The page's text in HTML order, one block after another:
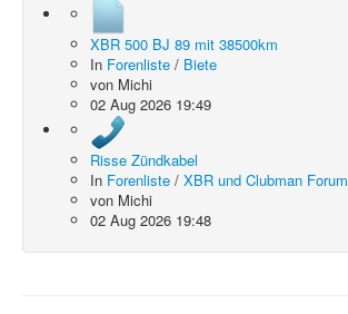
XBR 500 BJ 89 mit 38500km
In Forenliste / Biete
von Michi
02 Aug 2026 19:49
Risse Zündkabel
In Forenliste / XBR und Clubman Forum
von Michi
02 Aug 2026 19:48